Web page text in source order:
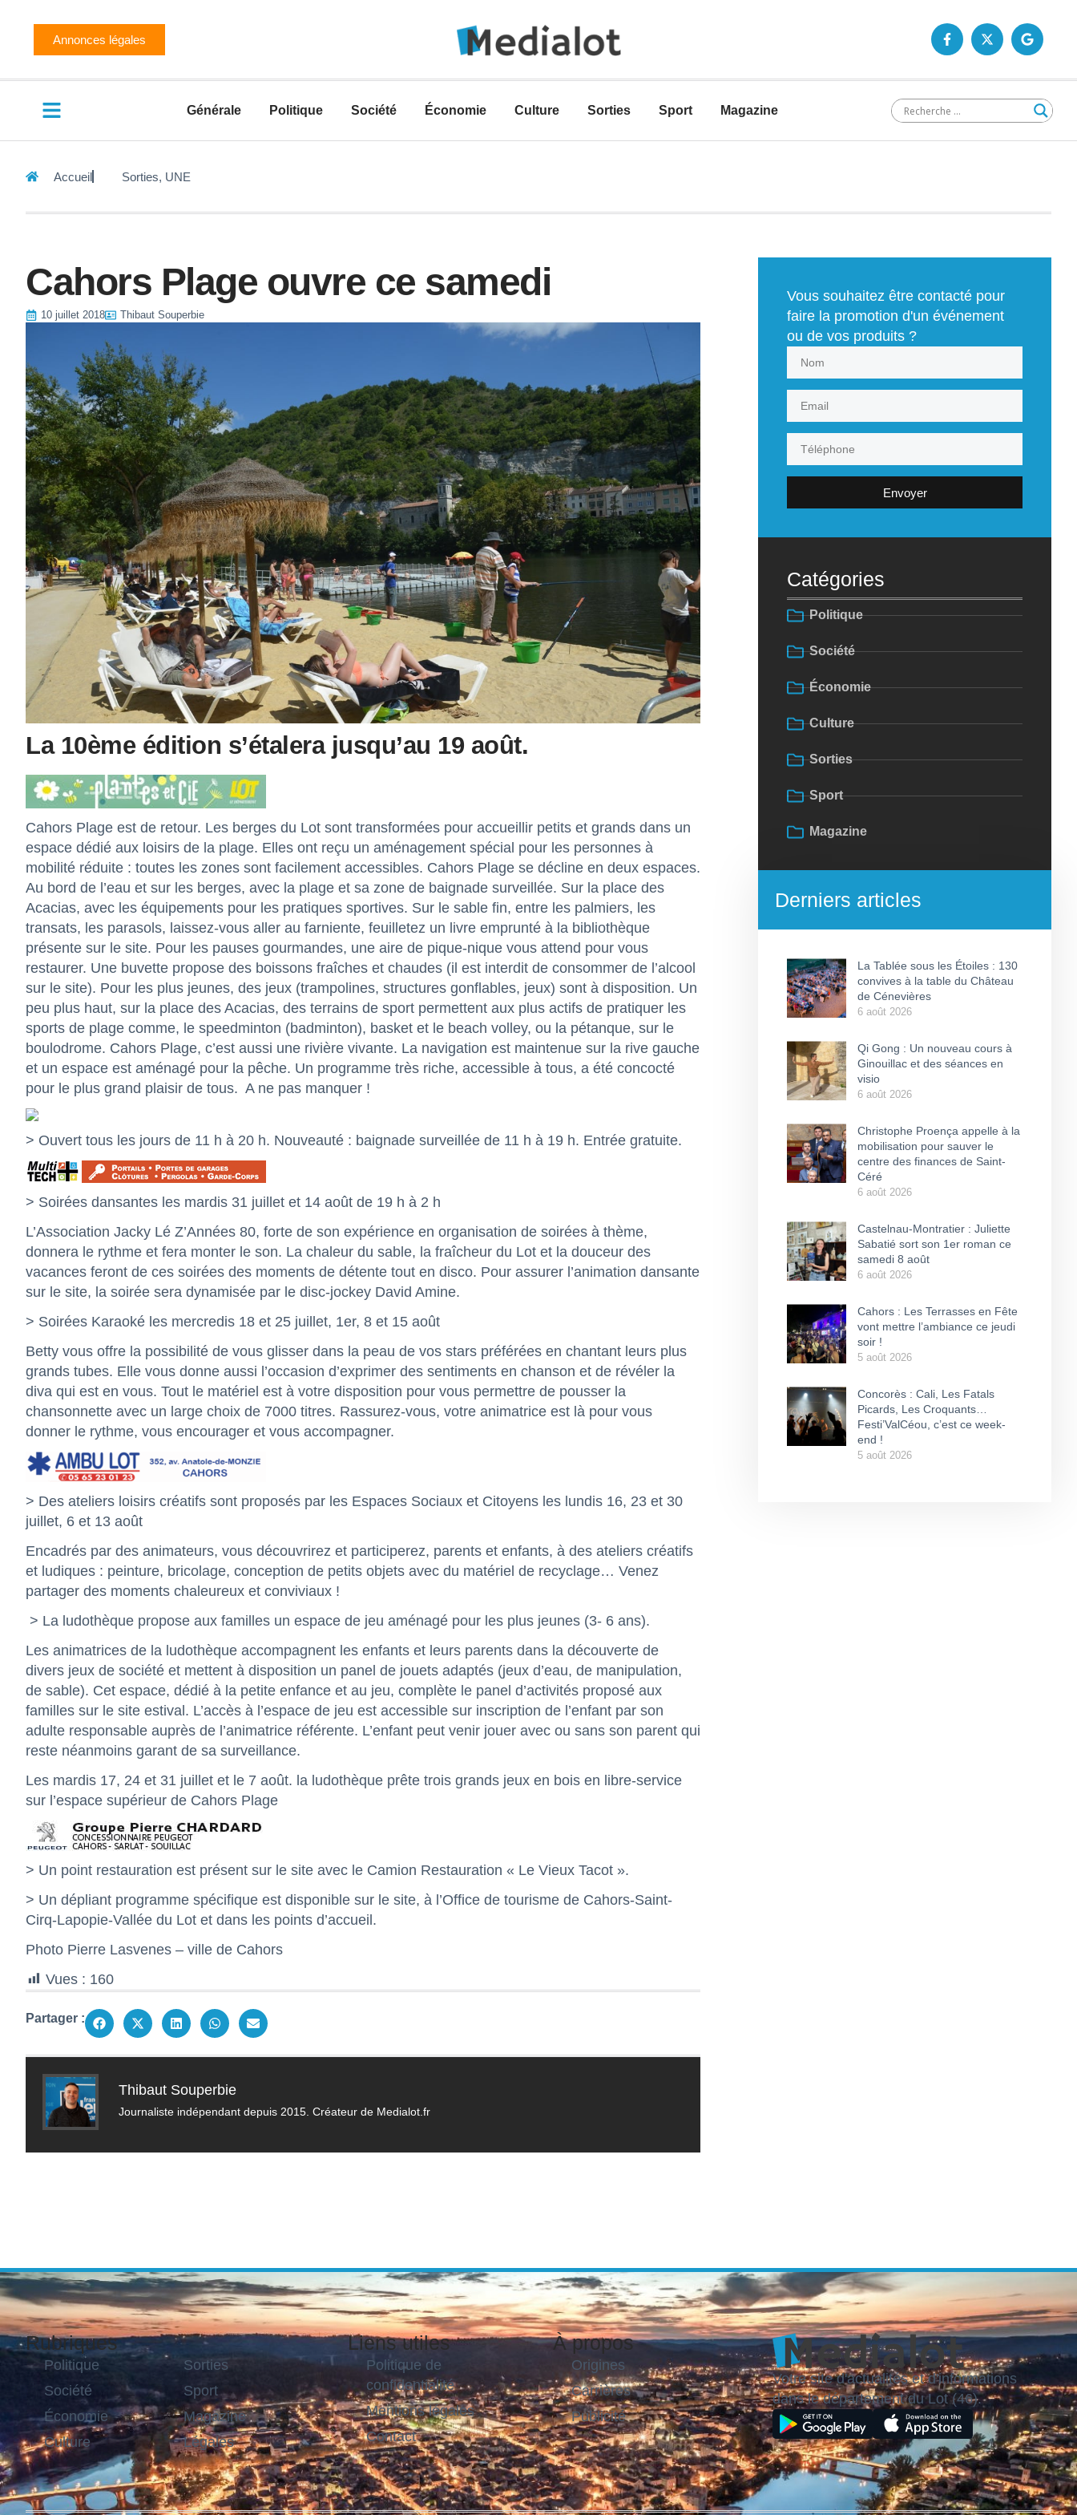
Annonces légales
Générale Politique Société Économie Culture Sorties Sport Magazine
Accueil Sorties, UNE
Cahors Plage ouvre ce samedi
10 juillet 2018 Thibaut Souperbie
La 10ème édition s’étalera jusqu’au 19 août.
Cahors Plage est de retour. Les berges du Lot sont transformées pour accueillir petits et grands dans un
espace dédié aux loisirs de la plage. Elles ont reçu un aménagement spécial pour les personnes à
mobilité réduite : toutes les zones sont facilement accessibles. Cahors Plage se décline en deux espaces.
Au bord de l’eau et sur les berges, avec la plage et sa zone de baignade surveillée. Sur la place des
Acacias, avec les équipements pour les pratiques sportives. Sur le sable fin, entre les palmiers, les
transats, les parasols, laissez-vous aller au farniente, feuilletez un livre emprunté à la bibliothèque
présente sur le site. Pour les pauses gourmandes, une aire de pique-nique vous attend pour vous
restaurer. Une buvette propose des boissons fraîches et chaudes (il est interdit de consommer de l’alcool
sur le site). Pour les plus jeunes, des jeux (trampolines, structures gonflables, jeux) sont à disposition. Un
peu plus haut, sur la place des Acacias, des terrains de sport permettent aux plus actifs de pratiquer les
sports de plage comme, le speedminton (badminton), basket et le beach volley, ou la pétanque, sur le
boulodrome. Cahors Plage, c’est aussi une rivière vivante. La navigation est maintenue sur la rive gauche
et un espace est aménagé pour la pêche. Un programme très riche, accessible à tous, a été concocté
pour le plus grand plaisir de tous. A ne pas manquer !
> Ouvert tous les jours de 11 h à 20 h. Nouveauté : baignade surveillée de 11 h à 19 h. Entrée gratuite.
> Soirées dansantes les mardis 31 juillet et 14 août de 19 h à 2 h
L’Association Jacky Lé Z’Années 80, forte de son expérience en organisation de soirées à thème,
donnera le rythme et fera monter le son. La chaleur du sable, la fraîcheur du Lot et la douceur des
vacances feront de ces soirées des moments de détente tout en disco. Pour assurer l’animation dansante
sur le site, la soirée sera dynamisée par le disc-jockey David Amine.
> Soirées Karaoké les mercredis 18 et 25 juillet, 1er, 8 et 15 août
Betty vous offre la possibilité de vous glisser dans la peau de vos stars préférées en chantant leurs plus
grands tubes. Elle vous donne aussi l’occasion d’exprimer des sentiments en chanson et de révéler la
diva qui est en vous. Tout le matériel est à votre disposition pour vous permettre de pousser la
chansonnette avec un large choix de 7000 titres. Rassurez-vous, votre animatrice est là pour vous
donner le rythme, vous encourager et vous accompagner.
> Des ateliers loisirs créatifs sont proposés par les Espaces Sociaux et Citoyens les lundis 16, 23 et 30
juillet, 6 et 13 août
Encadrés par des animateurs, vous découvrirez et participerez, parents et enfants, à des ateliers créatifs
et ludiques : peinture, bricolage, conception de petits objets avec du matériel de recyclage… Venez
partager des moments chaleureux et conviviaux !
> La ludothèque propose aux familles un espace de jeu aménagé pour les plus jeunes (3- 6 ans).
Les animatrices de la ludothèque accompagnent les enfants et leurs parents dans la découverte de
divers jeux de société et mettent à disposition un panel de jouets adaptés (jeux d’eau, de manipulation,
de sable). Cet espace, dédié à la petite enfance et au jeu, complète le panel d’activités proposé aux
familles sur le site estival. L’accès à l’espace de jeu est accessible sur inscription de l’enfant par son
adulte responsable auprès de l’animatrice référente. L’enfant peut venir jouer avec ou sans son parent qui
reste néanmoins garant de sa surveillance.
Les mardis 17, 24 et 31 juillet et le 7 août. la ludothèque prête trois grands jeux en bois en libre-service
sur l’espace supérieur de Cahors Plage
> Un point restauration est présent sur le site avec le Camion Restauration « Le Vieux Tacot ».
> Un dépliant programme spécifique est disponible sur le site, à l’Office de tourisme de Cahors-Saint-
Cirq-Lapopie-Vallée du Lot et dans les points d’accueil.
Photo Pierre Lasvenes – ville de Cahors
Vues : 160
Partager :
Thibaut Souperbie
Journaliste indépendant depuis 2015. Créateur de Medialot.fr
Vous souhaitez être contacté pour
faire la promotion d'un événement
ou de vos produits ?
Envoyer
Catégories
Politique
Société
Économie
Culture
Sorties
Sport
Magazine
Derniers articles
La Tablée sous les Étoiles : 130
convives à la table du Château
de Cénevières
6 août 2026
Qi Gong : Un nouveau cours à
Ginouillac et des séances en
visio
6 août 2026
Christophe Proença appelle à la
mobilisation pour sauver le
centre des finances de Saint-
Céré
6 août 2026
Castelnau-Montratier : Juliette
Sabatié sort son 1er roman ce
samedi 8 août
6 août 2026
Cahors : Les Terrasses en Fête
vont mettre l’ambiance ce jeudi
soir !
5 août 2026
Concorès : Cali, Les Fatals
Picards, Les Croquants…
Festi’ValCéou, c’est ce week-
end !
5 août 2026
Rubriques
Politique
Société
Économie
Culture
Sorties
Sport
Magazine
Légales
Liens utiles
Politique de
confidentialité
Mentions légales
Contact
À propos
Origines
Carrières
Publicité
Votre site d'actualités et d'informations
dans le département du Lot (46).